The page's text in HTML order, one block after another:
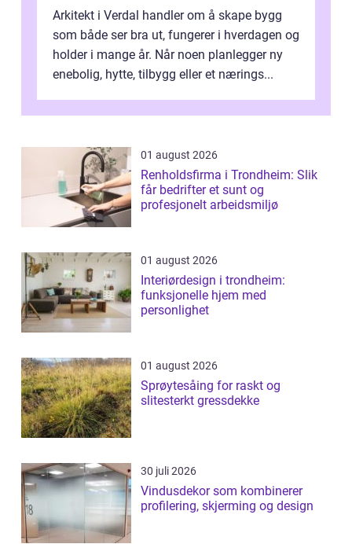
Arkitekt i Verdal handler om å skape bygg
som både ser bra ut, fungerer i hverdagen og
holder i mange år. Når noen planlegger ny
enebolig, hytte, tilbygg eller et nærings...
01 august 2026
Renholdsfirma i Trondheim: Slik
får bedrifter et sunt og
profesjonelt arbeidsmiljø
01 august 2026
Interiørdesign i trondheim:
funksjonelle hjem med
personlighet
01 august 2026
Sprøytesåing for raskt og
slitesterkt gressdekke
30 juli 2026
Vindusdekor som kombinerer
profilering, skjerming og design